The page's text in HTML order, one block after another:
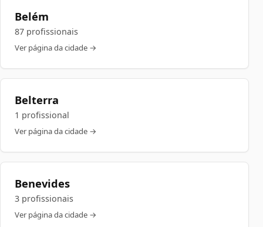
Belém
87 profissionais
Ver página da cidade →
Belterra
1 profissional
Ver página da cidade →
Benevides
3 profissionais
Ver página da cidade →